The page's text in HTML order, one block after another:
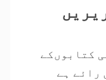
کتابوں‌کے
رائے ہے